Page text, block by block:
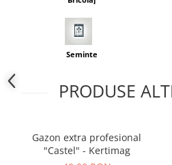
Insecticid
Ingrasaminte plante
Seminte
PRODUSE
Gazon extra profesional
"Castel" - Kertimag